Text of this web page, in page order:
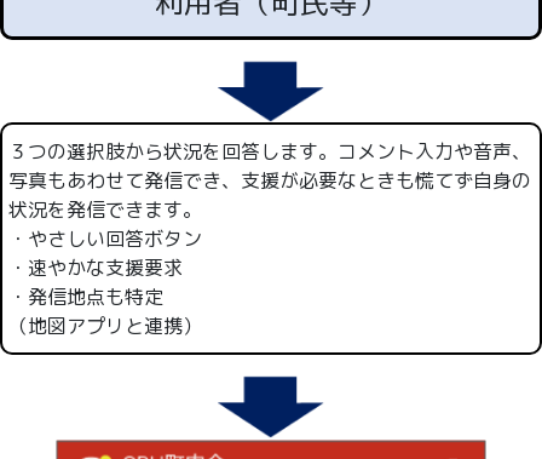
３つの選択肢から状況を回答します。コメント入力や音声、
写真もあわせて発信でき、支援が必要なときも慌てず自身の
状況を発信できます。
・やさしい回答ボタン
・速やかな支援要求
・発信地点も特定
（地図アプリと連携）